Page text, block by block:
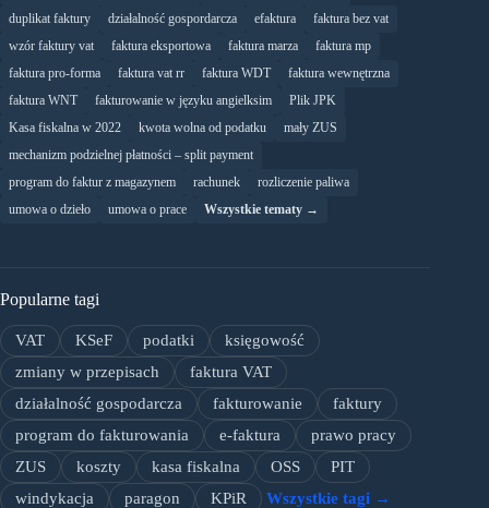
duplikat faktury
działalność gospordarcza efaktura
faktura bez vat
wzór faktury vat
faktura eksportowa faktura marza
faktura mp
faktura pro-forma
faktura vat rr faktura WDT
faktura wewnętrzna
faktura WNT
fakturowanie w języku angielksim
Plik JPK
Kasa fiskalna w 2022
kwota wolna od podatku
mały ZUS
mechanizm podzielnej płatności – split payment
program do faktur z magazynem
rachunek
rozliczenie paliwa
umowa o dzieło
umowa o prace Wszystkie tematy →
Popularne tagi
VAT KSeF podatki
księgowość
zmiany w przepisach
faktura VAT
działalność gospodarcza
fakturowanie
faktury
program do fakturowania
e-faktura
prawo pracy
ZUS
koszty kasa fiskalna OSS
PIT
windykacja
paragon KPiR Wszystkie tagi →